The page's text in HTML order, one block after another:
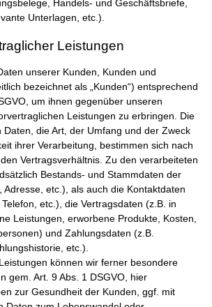
Handels- und Geschäftsbriefe,
Unterlagen, etc.).
Leistungen
unserer Kunden, Kunden und
bezeichnet als „Kunden“) entsprechend
um ihnen gegenüber unseren
Leistungen zu erbringen. Die
Daten, die Art, der Umfang und der Zweck
ihrer Verarbeitung, bestimmen sich nach
Vertragsverhältnis. Zu den verarbeiteten
Bestands- und Stammdaten der
Adresse, etc.), als auch die Kontaktdaten
etc.), die Vertragsdaten (z.B. in
Leistungen, erworbene Produkte, Kosten,
und Zahlungsdaten (z.B.
etc.).
können wir ferner besondere
gem. Art. 9 Abs. 1 DSGVO, hier
zur Gesundheit der Kunden, ggf. mit